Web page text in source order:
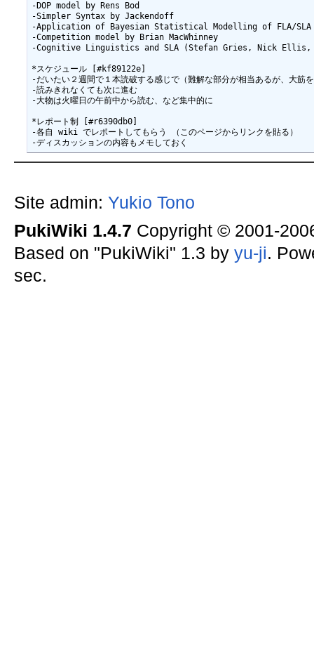
-DOP model by Rens Bod
-Simpler Syntax by Jackendoff
-Application of Bayesian Statistical Modelling of FLA/SLA
-Competition model by Brian MacWhinney
-Cognitive Linguistics and SLA (Stefan Gries, Nick
*スケジュール [#kf89122e]
-だいたい２週間で１本読破する感じで（難解な部分が相当あるが、大筋
-読みきれなくても次に進む
-大物は火曜日の午前中から読む、など集中的に
*レポート制 [#r6390db0]
-各自 wiki でレポートしてもらう （このページからリンクを貼る）
Site admin: Yukio Tono
PukiWiki 1.4.7 Copyright © 2001-
Based on "PukiWiki" 1.3 by yu-ji.
sec.